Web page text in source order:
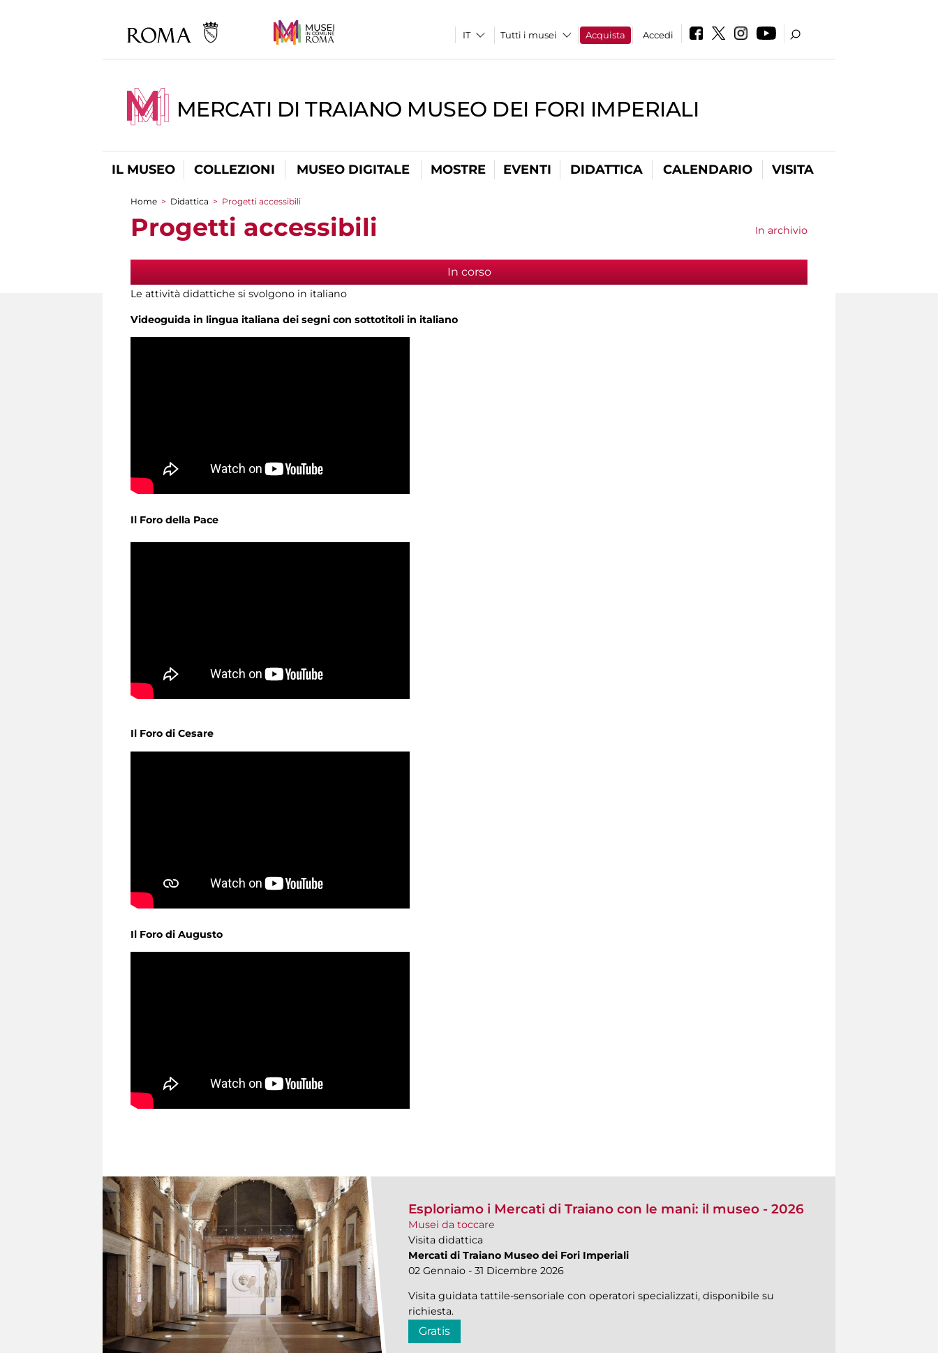
Tutti i musei Acquista Accedi
MERCATI DI TRAIANO MUSEO DEI FORI IMPERIALI
IL MUSEO COLLEZIONI MUSEO DIGITALE MOSTRE EVENTI DIDATTICA CALENDARIO VISITA
Tu sei qui
Home > Didattica > Progetti accessibili
Progetti accessibili In archivio
In corso(scheda attiva)
Le attività didattiche si svolgono in italiano
Videoguida in lingua italiana dei segni con sottotitoli in italiano
Il Foro della Pace
Il Foro di Cesare
Il Foro di Augusto
Esploriamo i Mercati di Traiano con le mani: il museo - 2026
Musei da toccare
Visita didattica
Mercati di Traiano Museo dei Fori Imperiali
02 Gennaio - 31 Dicembre 2026
Visita guidata tattile-sensoriale con operatori specializzati, disponibile su
richiesta.
Gratis